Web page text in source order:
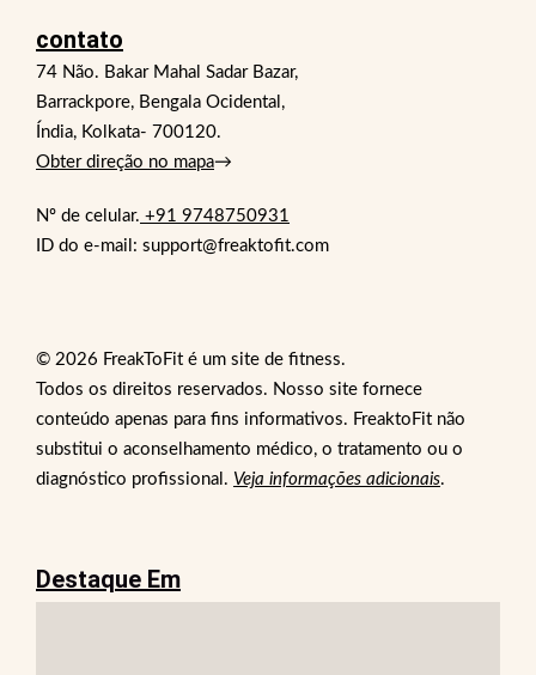
contato
74 Não. Bakar Mahal Sadar Bazar,
Barrackpore, Bengala Ocidental,
Índia, Kolkata- 700120.
Obter direção no mapa→
Nº de celular. +91 9748750931
ID do e-mail: support@freaktofit.com
© 2026 FreakToFit é um site de fitness.
Todos os direitos reservados. Nosso site fornece
conteúdo apenas para fins informativos. FreaktoFit não
substitui o aconselhamento médico, o tratamento ou o
diagnóstico profissional. Veja informações adicionais.
Destaque Em